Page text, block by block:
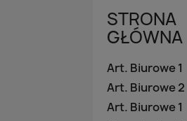
STRONA
GŁÓWNA
Art. Biurowe 1
Art. Biurowe 2
Art. Biurowe 1